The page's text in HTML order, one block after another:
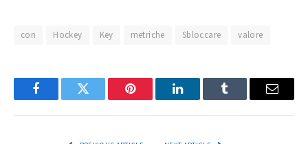
con Hockey Key metriche Sbloccare valore
FacebookTwitter Pinterest LinkedInTumblr Email